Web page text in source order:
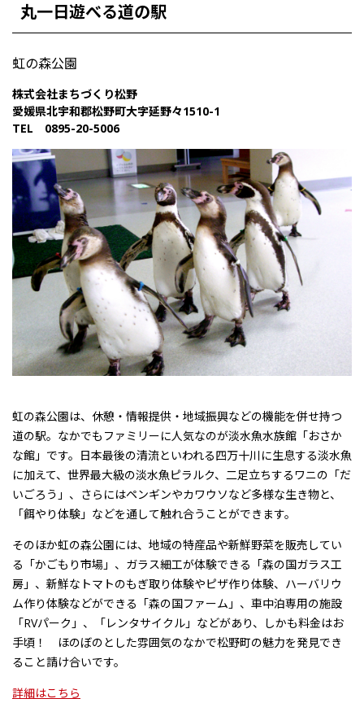
丸一日遊べる道の駅
虹の森公園
株式会社まちづくり松野
愛媛県北宇和郡松野町大字延野々1510-1
TEL 0895-20-5006
虹の森公園は、休憩・情報提供・地域振興などの機能を併せ持つ
道の駅。なかでもファミリーに人気なのが淡水魚水族館 「おさか
な館」 です。日本最後の清流といわれる四万十川に生息する淡水魚
に加えて、世界最大級の淡水魚ピラルク、二足立ちするワニの 「だ
いごろう」 、さらにはペンギンやカワウソなど多様な生き物と、
「餌やり体験」などを通して触れ合う ことができます。
そのほか虹の森公園には、地域の特産品や新鮮野菜を販売してい
る 「かごもり市場」 、ガラス細工が体験できる 「森の国ガラス工
房」 、新鮮なトマトのもぎ取り体験やピザ作り体験、ハーバリウ
ム作り体験などができる 「森の国ファーム」 、車中泊専用の施設
「RVパーク」 、 「レンタサイクル」 などがあり、しかも料金はお
手頃！ ほのぼのとした雰囲気のなかで松野町の魅力を発見でき
ること請け合いです。
詳細はこちら